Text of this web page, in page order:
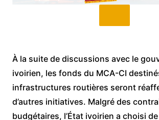
À la suite de discussions avec le
ivoirien, les fonds du MCA-CI
infrastructures routières seront
d’autres initiatives. Malgré des
budgétaires, l’État ivoirien a choisi